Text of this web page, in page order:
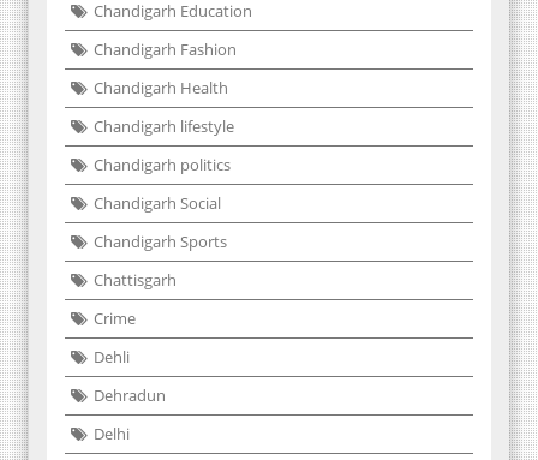
Chandigarh Education
Chandigarh Fashion
Chandigarh Health
Chandigarh lifestyle
Chandigarh politics
Chandigarh Social
Chandigarh Sports
Chattisgarh
Crime
Dehli
Dehradun
Delhi